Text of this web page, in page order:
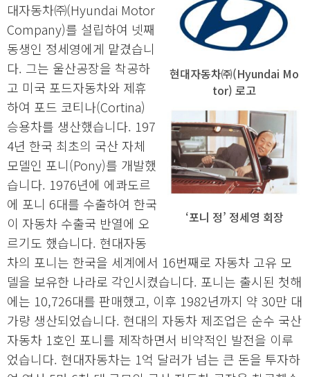
현대자동차㈜(Hyundai Mo
tor) 로고
‘포니 정’ 정세영 회장
대자동차㈜(Hyundai Motor
Company)를 설립하여 넷째
동생인 정세영에게 맡겼습니
다. 그는 울산공장을 착공하
고 미국 포드자동차와 제휴
하여 포드 코티나(Cortina)
승용차를 생산했습니다. 197
4년 한국 최초의 국산 자체
모델인 포니(Pony)를 개발했
습니다. 1976년에 에콰도르
에 포니 6대를 수출하여 한국
이 자동차 수출국 반열에 오
르기도 했습니다. 현대자동
차의 포니는 한국을 세계에서 16번째로 자동차 고유 모
델을 보유한 나라로 각인시켰습니다. 포니는 출시된 첫해
에는 10,726대를 판매했고, 이후 1982년까지 약 30만 대
가량 생산되었습니다. 현대의 자동차 제조업은 순수 국산
자동차 1호인 포니를 제작하면서 비약적인 발전을 이루
었습니다. 현대자동차는 1억 달러가 넘는 큰 돈을 투자하